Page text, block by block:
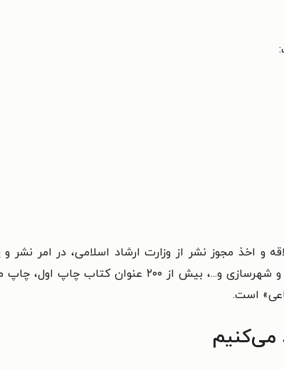
و اخذ مجوز نشر از وزارت ارشاد اسلامی، در امر
دانشگاهی، با بهره‌گیری از کارشناسان و متخصصان و هیئت‌تحریریه در رشته‌های معماری و
است.
می‌کنیم